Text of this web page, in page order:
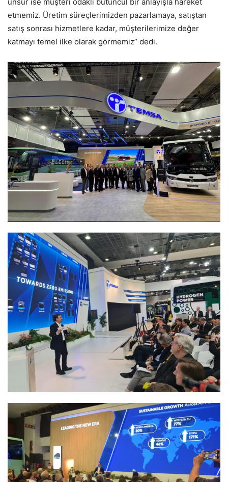
etmemiz. Üretim süreçlerimizden pazarlamaya, satıştan
satış sonrası hizmetlere kadar, müşterilerimize değer
katmayı temel ilke olarak görmemiz” dedi.